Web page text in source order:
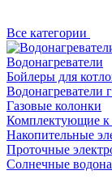
Все категории
Водонагреватели
Бойлеры для
Водонагреватели
Газовые колонки
Комплектующие к
Накопительные
Проточные
Солнечные